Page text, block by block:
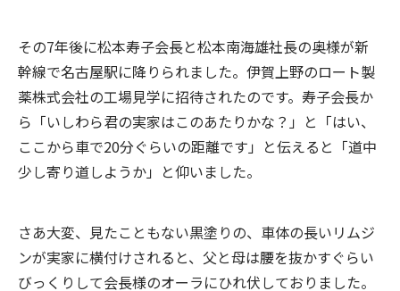
その7年後に松本寿子会長と松本南海雄社長の奥様が新
幹線で名古屋駅に降りられました。伊賀上野のロート製
薬株式会社の工場見学に招待されたのです。寿子会長か
ら「いしわら君の実家はこのあたりかな？」と「はい、
ここから車で20分ぐらいの距離です」と伝えると「道中
少し寄り道しようか」と仰いました。
さあ大変、見たこともない黒塗りの、車体の長いリムジ
ンが実家に横付けされると、父と母は腰を抜かすぐらい
びっくりして会長様のオーラにひれ伏しておりました。